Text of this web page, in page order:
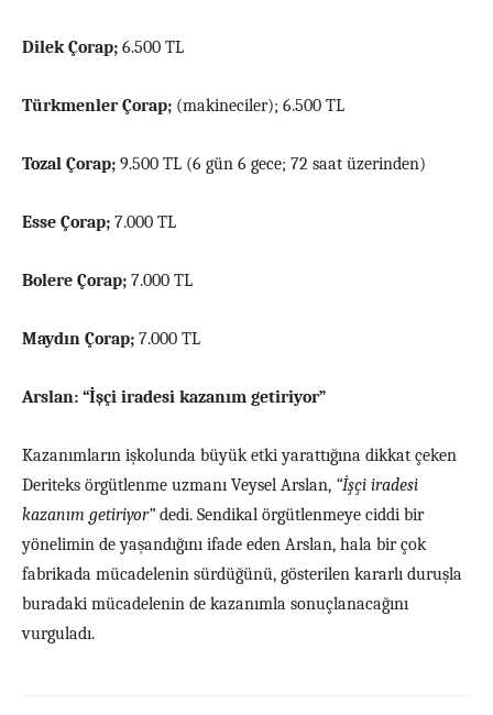
Dilek Çorap; 6.500 TL
Türkmenler Çorap; (makineciler); 6.500 TL
Tozal Çorap; 9.500 TL (6 gün 6 gece; 72 saat üzerinden)
Esse Çorap; 7.000 TL
Bolere Çorap; 7.000 TL
Maydın Çorap; 7.000 TL
Arslan: “İşçi iradesi kazanım getiriyor”
Kazanımların işkolunda büyük etki yarattığına dikkat çeken
Deriteks örgütlenme uzmanı Veysel Arslan, “İşçi iradesi
kazanım getiriyor” dedi. Sendikal örgütlenmeye ciddi bir
yönelimin de yaşandığını ifade eden Arslan, hala bir çok
fabrikada mücadelenin sürdüğünü, gösterilen kararlı duruşla
buradaki mücadelenin de kazanımla sonuçlanacağını
vurguladı.